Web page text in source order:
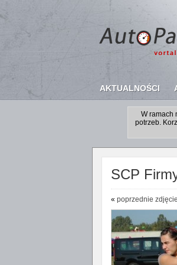
AKTUALNOŚCI
W ramach
potrzeb.
SCP
« poprzednie zdjęcie